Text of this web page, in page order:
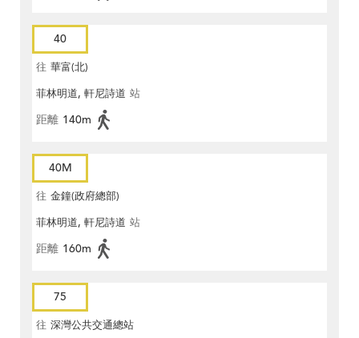
40
往 華富(北)
菲林明道, 軒尼詩道 站
距離 140m
40M
往 金鐘(政府總部)
菲林明道, 軒尼詩道 站
距離 160m
75
往 深灣公共交通總站